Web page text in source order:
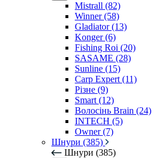
Mistrall (82)
Winner (58)
Gladiator (13)
Konger (6)
Fishing Roi (20)
SASAME (28)
Sunline (15)
Carp Expert (11)
Різне (9)
Smart (12)
Волосінь Brain (24)
INTECH (5)
Owner (7)
Шнури (385)
Шнури (385)